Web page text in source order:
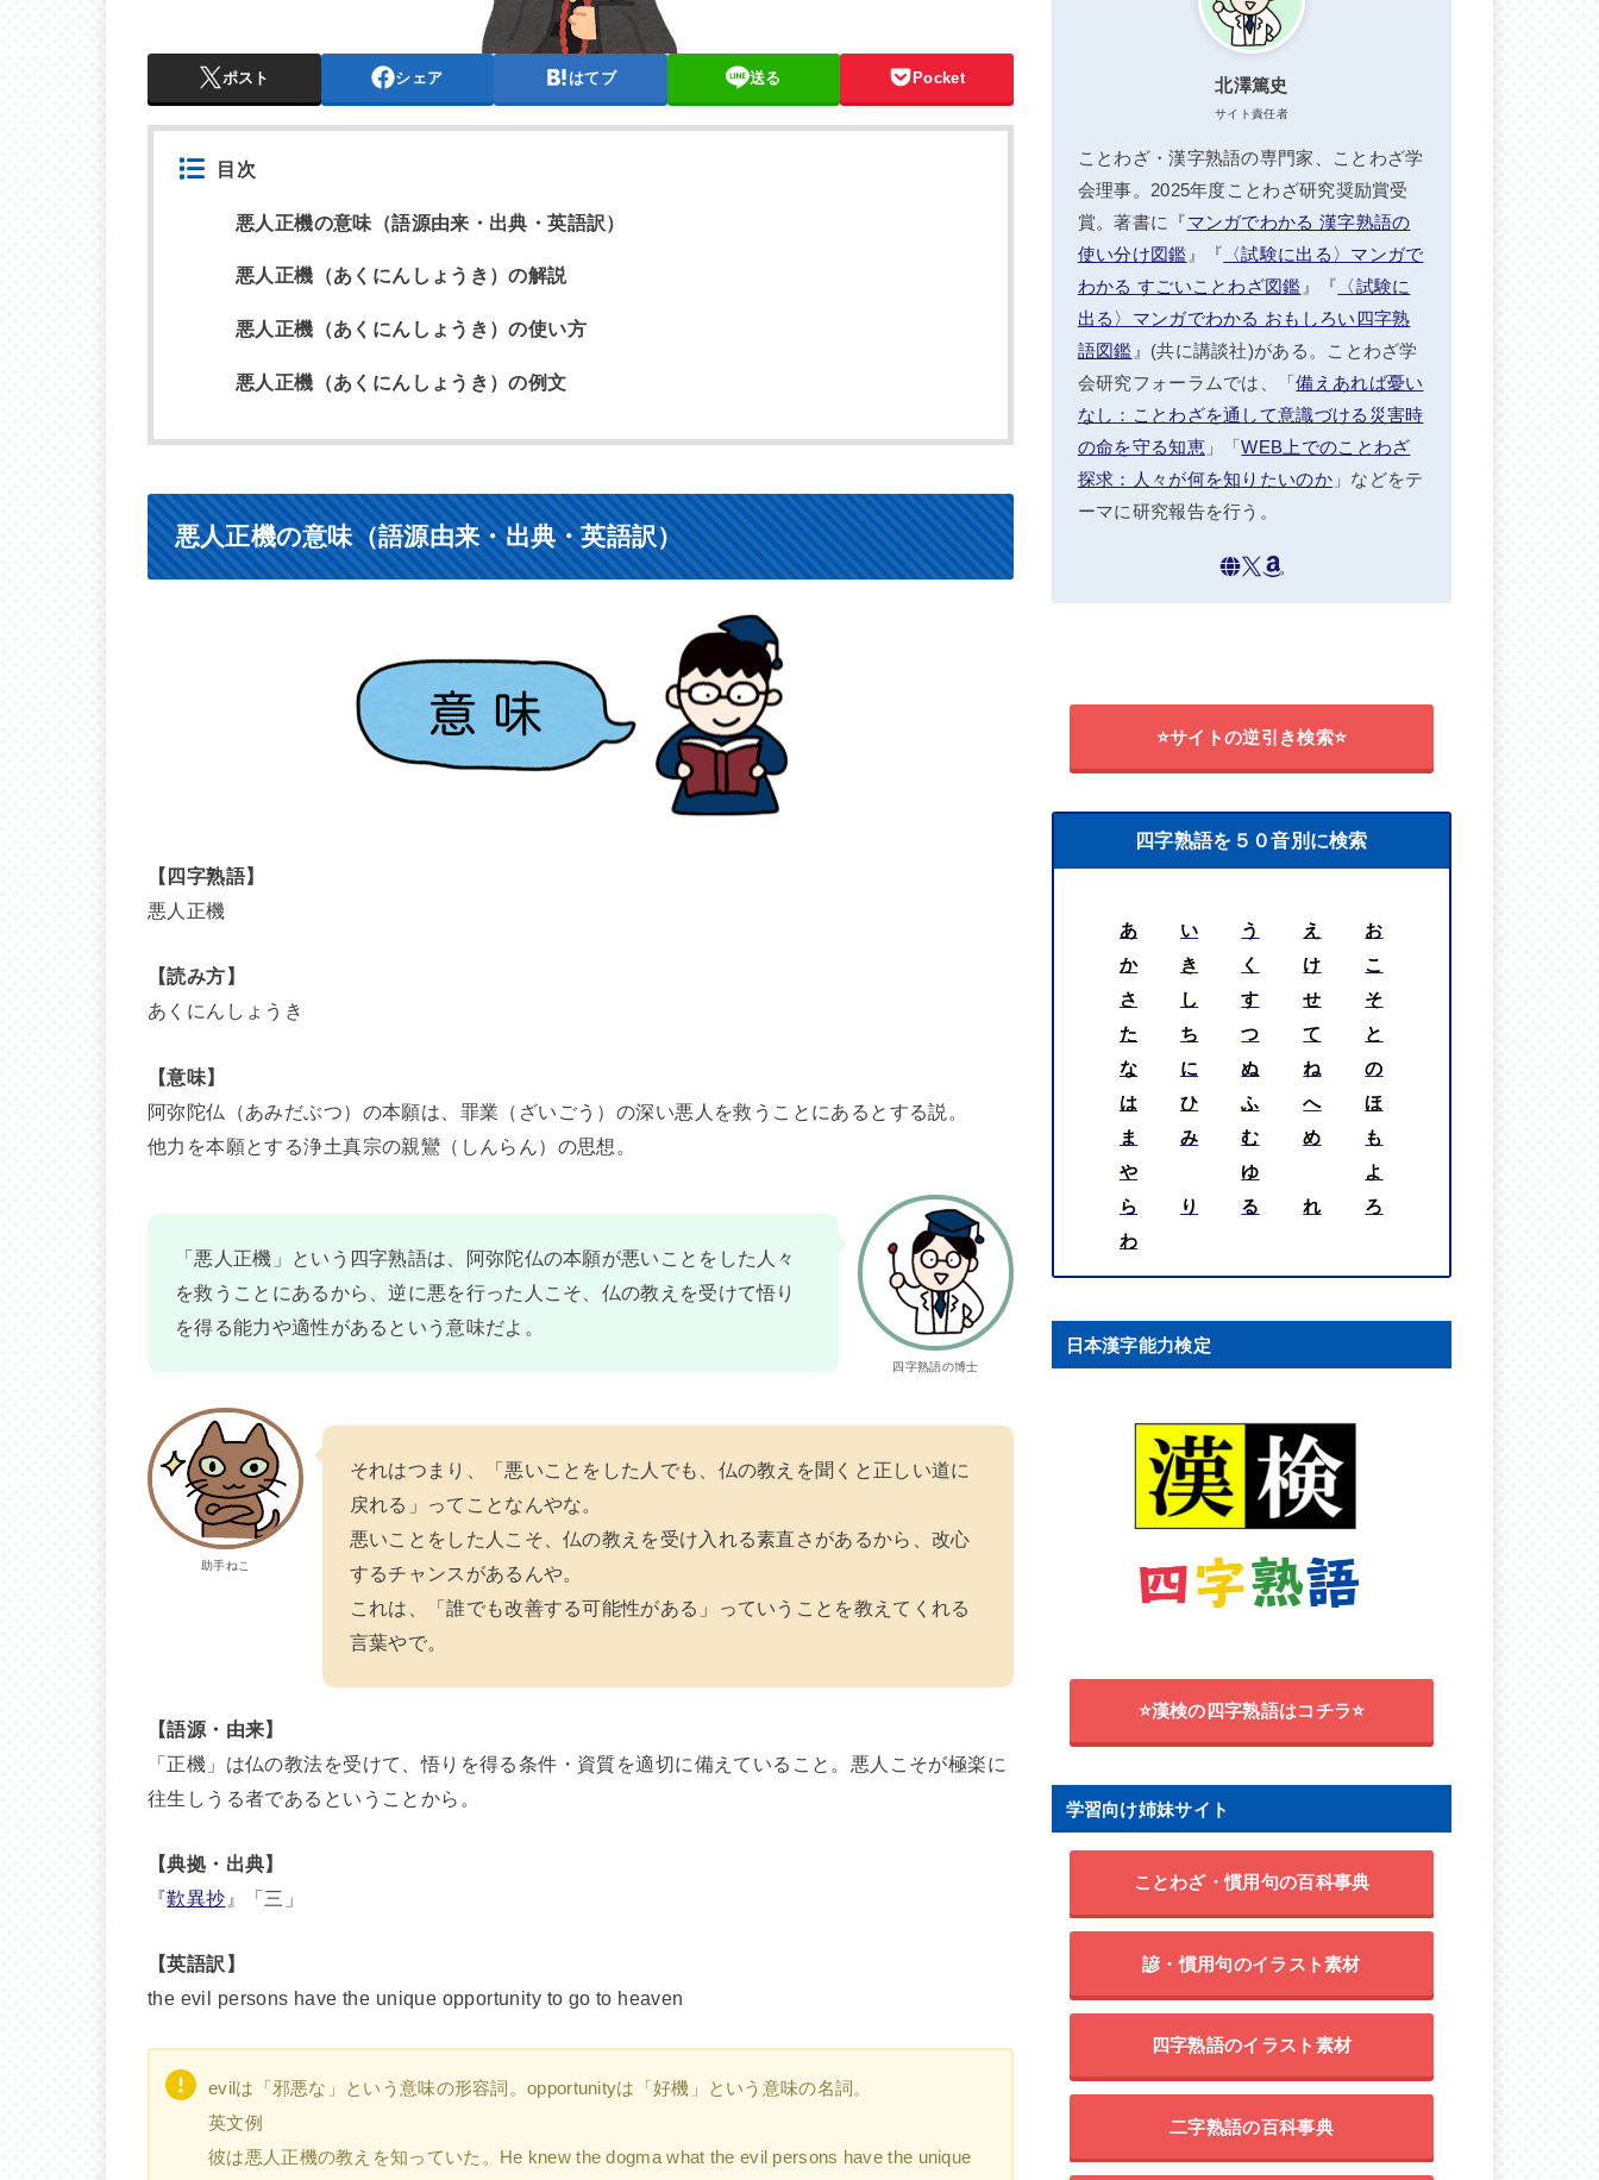
ポスト シェア はてブ 送る Pocket
目次
悪人正機の意味（語源由来・出典・英語訳）
悪人正機（あくにんしょうき）の解説
悪人正機（あくにんしょうき）の使い方
悪人正機（あくにんしょうき）の例文
悪人正機の意味（語源由来・出典・英語訳）
【四字熟語】
悪人正機
【読み方】
あくにんしょうき
【意味】
阿弥陀仏（あみだぶつ）の本願は、罪業（ざいごう）の深い悪人を救うことにあるとする説。
他力を本願とする浄土真宗の親鸞（しんらん）の思想。
四字熟語の博士
「悪人正機」という四字熟語は、阿弥陀仏の本願が悪いことをした人々
を救うことにあるから、逆に悪を行った人こそ、仏の教えを受けて悟り
を得る能力や適性があるという意味だよ。
助手ねこ
それはつまり、「悪いことをした人でも、仏の教えを聞くと正しい道に
戻れる」ってことなんやな。
悪いことをした人こそ、仏の教えを受け入れる素直さがあるから、改心
するチャンスがあるんや。
これは、「誰でも改善する可能性がある」っていうことを教えてくれる
言葉やで。
【語源・由来】
「正機」は仏の教法を受けて、悟りを得る条件・資質を適切に備えていること。悪人こそが極楽に
往生しうる者であるということから。
【典拠・出典】
『歎異抄 』「三」
【英語訳】
the evil persons have the unique opportunity to go to heaven
evilは「邪悪な」という意味の形容詞。opportunityは「好機」という意味の名詞。
英文例
彼は悪人正機の教えを知っていた。He knew the dogma what the evil persons have the unique
北澤篤史
サイト責任者
ことわざ・漢字熟語の専門家、ことわざ学
会理事。2025年度ことわざ研究奨励賞受
賞。著書に『マンガでわかる 漢字熟語の
使い分け図鑑 』『 〈試験に出る〉マンガで
わかる すごいことわざ図鑑 』『 〈試験に
出る〉マンガでわかる おもしろい四字熟
語図鑑 』(共に講談社)がある。ことわざ学
会研究フォーラムでは、「備えあれば憂い
なし：ことわざを通して意識づける災害時
の命を守る知恵」「WEB上でのことわざ
探求：人々が何を知りたいのか」などをテ
ーマに研究報告を行う。
⭐サイトの逆引き検索⭐
四字熟語を５０音別に検索
あ い う え
お
か
き く け
こ
さ
し す せ
そ
た
ち つ て
と
な
に ぬ ね
の
は
ひ ふ へ
ほ
ま
み む め
も
や
ゆ
よ
ら
り る れ
ろ
わ
日本漢字能力検定
⭐漢検の四字熟語はコチラ⭐
学習向け姉妹サイト
ことわざ・慣用句の百科事典
諺・慣用句のイラスト素材
四字熟語のイラスト素材
二字熟語の百科事典